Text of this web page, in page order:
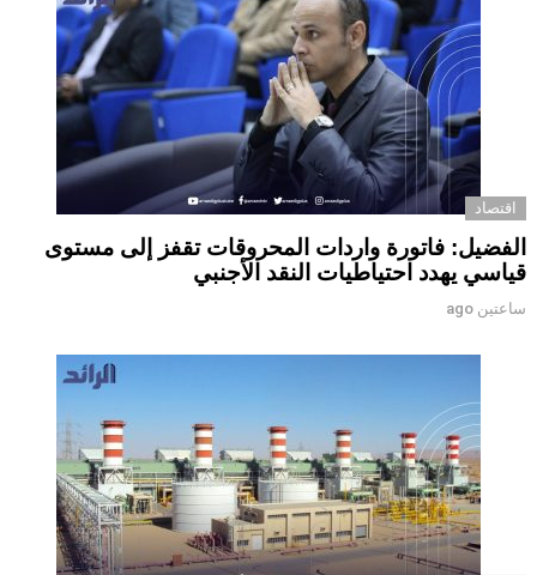
اقتصاد
الفضيل: فاتورة واردات المحروقات تقفز إلى مستوى
قياسي يهدد احتياطيات النقد الأجنبي
ساعتين ago